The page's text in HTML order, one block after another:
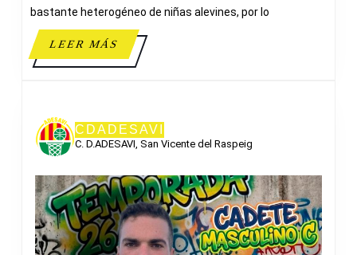
bastante heterogéneo de niñas alevines, por lo
LEER MÁSLEER
MÁS
CDADESAVI
C. D.ADESAVI, San Vicente del Raspeig